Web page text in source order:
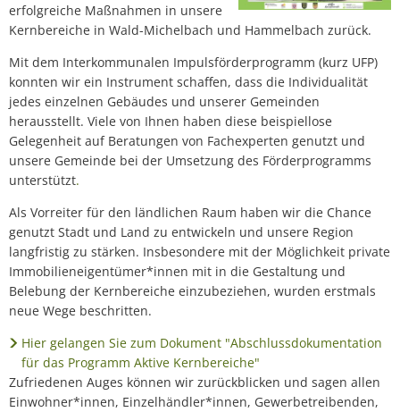
erfolgreiche Maßnahmen in unsere
Kernbereiche in Wald-Michelbach und Hammelbach zurück.
Mit dem Interkommunalen Impulsförderprogramm (kurz UFP)
konnten wir ein Instrument schaffen, dass die Individualität
jedes einzelnen Gebäudes und unserer Gemeinden
herausstellt. Viele von Ihnen haben diese beispiellose
Gelegenheit auf Beratungen von Fachexperten genutzt und
unsere Gemeinde bei der Umsetzung des Förderprogramms
unterstützt.
Als Vorreiter für den ländlichen Raum haben wir die Chance
genutzt Stadt und Land zu entwickeln und unsere Region
langfristig zu stärken. Insbesondere mit der Möglichkeit private
Immobilieneigentümer*innen mit in die Gestaltung und
Belebung der Kernbereiche einzubeziehen, wurden erstmals
neue Wege beschritten.
Hier gelangen Sie zum Dokument "Abschlussdokumentation
für das Programm Aktive Kernbereiche"
Zufriedenen Auges können wir zurückblicken und sagen allen
Einwohner*innen, Einzelhändler*innen, Gewerbetreibenden,